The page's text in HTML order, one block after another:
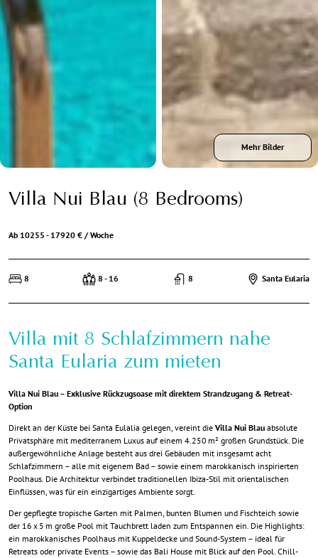
Mehr Bilder
Villa Nui Blau (8 Bedrooms)
8 8 - 16 8 Santa Eularia
Ab 10255 - 17920 € / Woche
Villa mit 8 Schlafzimmern nahe
Santa Eularia zum mieten
Villa Nui Blau – Exklusive Rückzugsoase mit direktem Strandzugang & Retreat-
Option
Direkt an der Küste bei Santa Eulalia gelegen, vereint die Villa Nui Blau absolute
Privatsphäre mit mediterranem Luxus auf einem 4.250 m² großen Grundstück. Die
außergewöhnliche Anlage besteht aus drei Gebäuden mit insgesamt acht
Schlafzimmern – alle mit eigenem Bad – sowie einem marokkanisch inspirierten
Poolhaus. Die Architektur verbindet traditionellen Ibiza-Stil mit orientalischen
Einflüssen, was für ein einzigartiges Ambiente sorgt.
Der gepflegte tropische Garten mit Palmen, bunten Blumen und Fischteich sowie
der 16 x 5 m große Pool mit Tauchbrett laden zum Entspannen ein. Die Highlights:
ein marokkanisches Poolhaus mit Kuppeldecke und Sound-System – ideal für
Retreats oder private Events – sowie das Bali House mit Blick auf den Pool. Chill-